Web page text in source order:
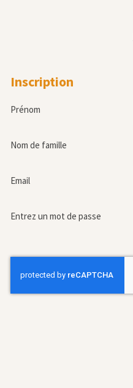
Inscription
Prénom
Nom de famille
Email
Entrez un mot de passe